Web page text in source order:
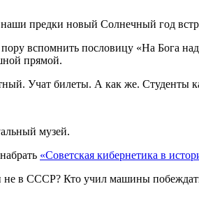
предки новый Солнечный год
пору вспомнить пословицу «На Бога
прямой.
Учат билеты. А как же. Студенты
музей.
«Советская кибернетика в
в СССР? Кто учил машины